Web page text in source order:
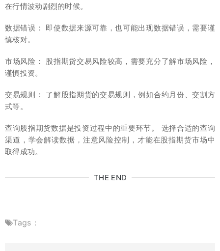
在行情波动剧烈的时候。
数据错误： 即使数据来源可靠，也可能出现数据错误，需要谨
慎核对。
市场风险： 股指期货交易风险较高，需要充分了解市场风险，
谨慎投资。
交易规则： 了解股指期货的交易规则，例如合约月份、交割方
式等。
查询股指期货数据是投资过程中的重要环节。 选择合适的查询
渠道，学会解读数据，注意风险控制，才能在股指期货市场中
取得成功。
THE END
Tags：